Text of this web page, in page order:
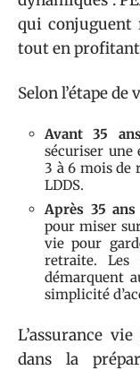
qui conjuguent
tout en profitant
Selon l’étape de
Avant 35
sécuriser une
3 à 6 mois de
LDDS.
Après 35 ans
pour miser
vie pour
retraite. Les
démarquent
simplicité
L’assurance
dans la